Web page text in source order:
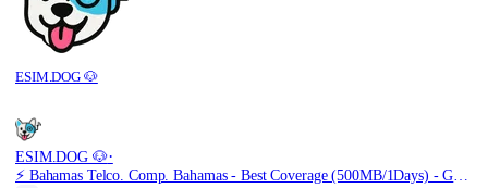
ESIM.DOG 🐶
ESIM.DOG 🐶·